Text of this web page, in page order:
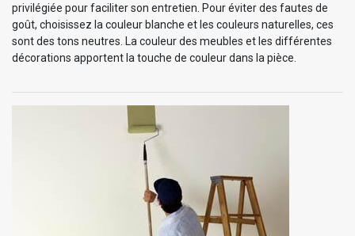
privilégiée pour faciliter son entretien. Pour éviter des fautes de
goût, choisissez la couleur blanche et les couleurs naturelles, ces
sont des tons neutres. La couleur des meubles et les différentes
décorations apportent la touche de couleur dans la pièce.